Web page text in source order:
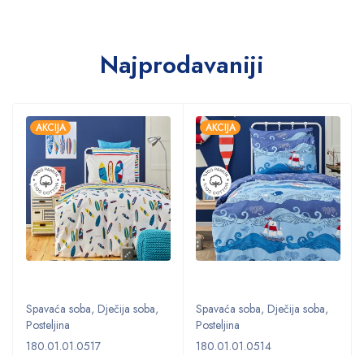
Najprodavaniji
AKCIJA
Spavaća soba, Dječija soba,
Posteljina
180.01.01.0517
AKCIJA
Spavaća soba, Dječija soba,
Posteljina
180.01.01.0514